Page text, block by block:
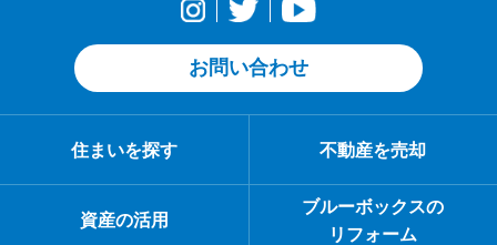
お問い合わせ
住まいを探す 不動産を売却
資産の活用
ブルーボックスの
リフォーム